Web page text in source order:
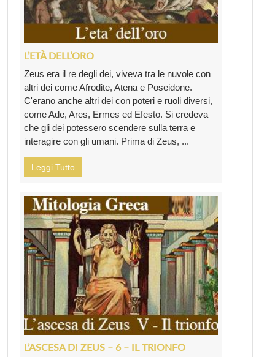
L’ETÀ DELL’ORO
Zeus era il re degli dei, viveva tra le nuvole con
altri dei come Afrodite, Atena e Poseidone.
C'erano anche altri dei con poteri e ruoli diversi,
come Ade, Ares, Ermes ed Efesto. Si credeva
che gli dei potessero scendere sulla terra e
interagire con gli umani. Prima di Zeus, ...
Leggi Tutto
L’ASCESA DI ZEUS – 6 – IL TRIONFO